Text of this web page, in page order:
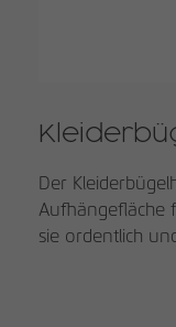
Der
Aufhängefläche
sie ordentlich